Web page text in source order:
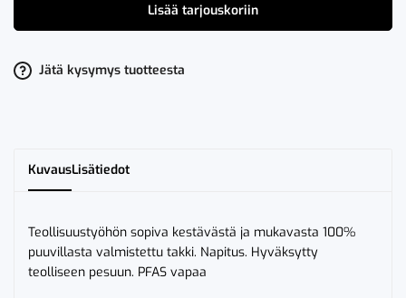
Takki
Lisää tarjouskoriin
Jätä kysymys tuotteesta
KuvausLisätiedot
Teollisuustyöhön sopiva kestävästä ja mukavasta 100%
puuvillasta valmistettu takki. Napitus. Hyväksytty
teolliseen pesuun. PFAS vapaa